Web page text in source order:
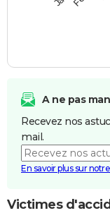
A ne pas
Recevez nos
mail.
En savoir plus sur
Victimes